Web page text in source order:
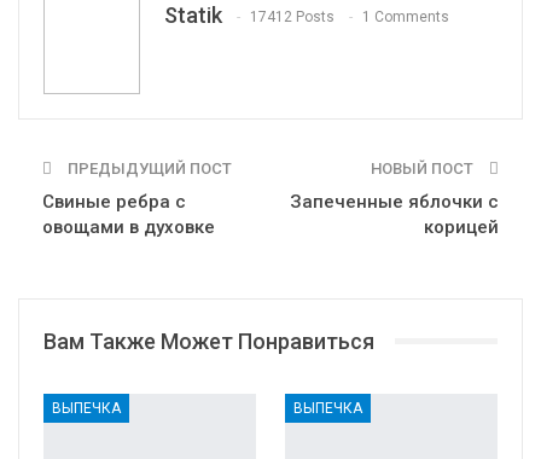
Statik 17412 Posts 1 Comments
ПРЕДЫДУЩИЙ ПОСТ
Свиные ребра с
овощами в духовке
НОВЫЙ ПОСТ
Запеченные яблочки с
корицей
Вам Также Может Понравиться
ВЫПЕЧКА ВЫПЕЧКА